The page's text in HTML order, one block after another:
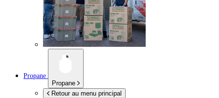
Propane
Propane
Retour au menu principal